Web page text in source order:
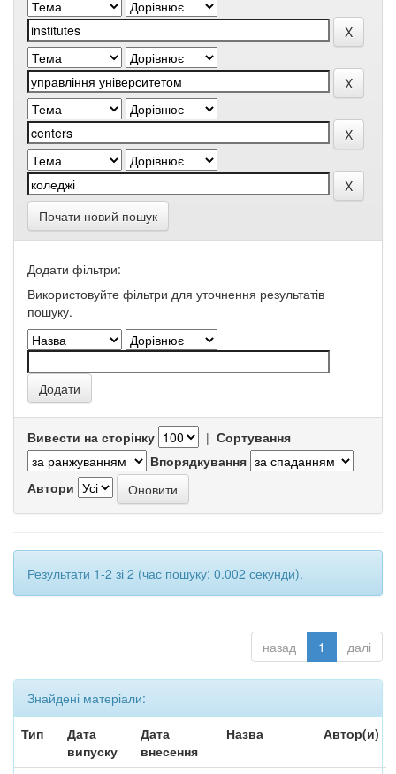
Почати новий пошук
Додати фільтри:
Використовуйте фільтри для уточнення результатів
пошуку.
Вивести на сторінку | Сортування
Впорядкування
Автори
Результати 1-2 зі 2 (час пошуку: 0.002 секунди).
назад 1 далі
Знайдені матеріали:
Тип
Дата
випуску
Дата
внесення
Назва Автор(и)